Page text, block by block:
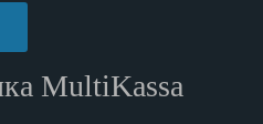
обмена активами. Мы
каждой операции и
MultiKassa